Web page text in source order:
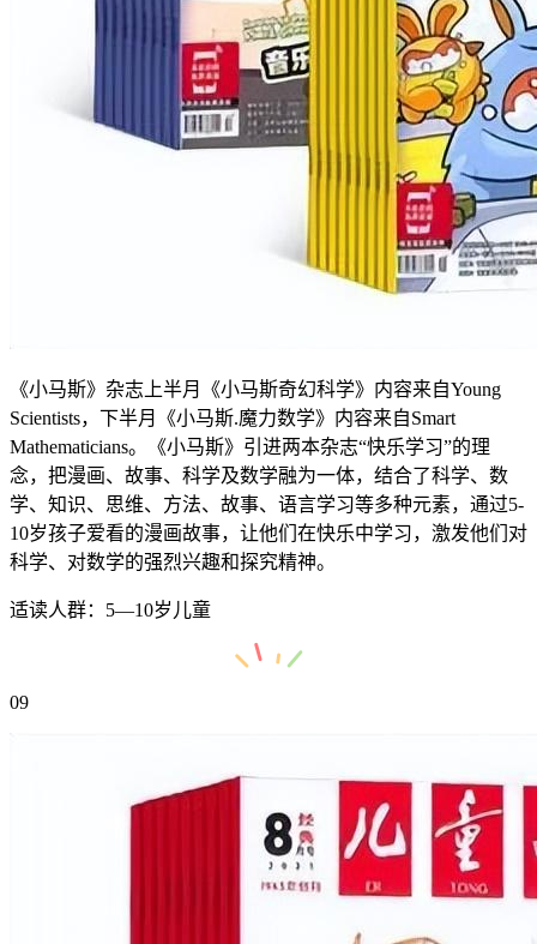
《小马斯》杂志上半月《小马斯奇幻科学》内容来自Young
Scientists，下半月《小马斯.魔力数学》内容来自Smart
Mathematicians。《小马斯》引进两本杂志“快乐学习”的理
念，把漫画、故事、科学及数学融为一体，结合了科学、数
学、知识、思维、方法、故事、语言学习等多种元素，通过5-
10岁孩子爱看的漫画故事，让他们在快乐中学习，激发他们对
科学、对数学的强烈兴趣和探究精神。
适读人群：5—10岁儿童
09